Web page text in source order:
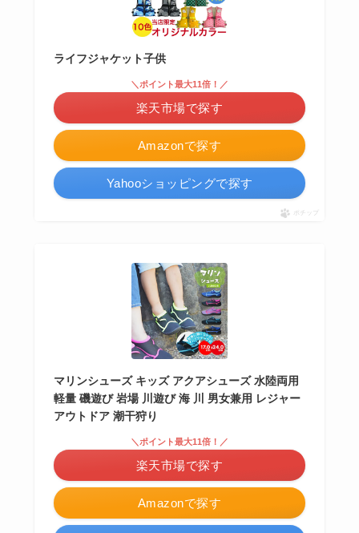
ライフジャケット子供
Amazonで探す
＼ポイント最大11倍！／
楽天市場で探す
Yahooショッピングで探す
ポチップ
マリンシューズ キッズ アクアシューズ 水陸両用
軽量 磯遊び 岩場 川遊び 海 川 男女兼用 レジャー
アウトドア 潮干狩り
Amazonで探す
＼ポイント最大11倍！／
楽天市場で探す